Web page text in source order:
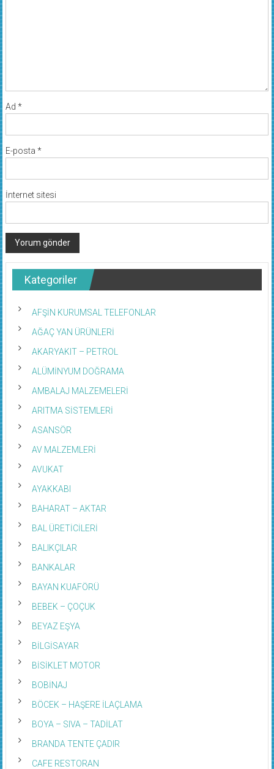
Ad *
E-posta *
İnternet sitesi
Kategoriler
AFŞİN KURUMSAL TELEFONLAR
AĞAÇ YAN ÜRÜNLERİ
AKARYAKIT – PETROL
ALÜMİNYUM DOĞRAMA
AMBALAJ MALZEMELERİ
ARITMA SİSTEMLERİ
ASANSÖR
AV MALZEMLERİ
AVUKAT
AYAKKABI
BAHARAT – AKTAR
BAL ÜRETİCİLERİ
BALIKÇILAR
BANKALAR
BAYAN KUAFÖRÜ
BEBEK – ÇOÇUK
BEYAZ EŞYA
BİLGİSAYAR
BİSİKLET MOTOR
BOBİNAJ
BÖCEK – HAŞERE İLAÇLAMA
BOYA – SIVA – TADİLAT
BRANDA TENTE ÇADIR
CAFE RESTORAN